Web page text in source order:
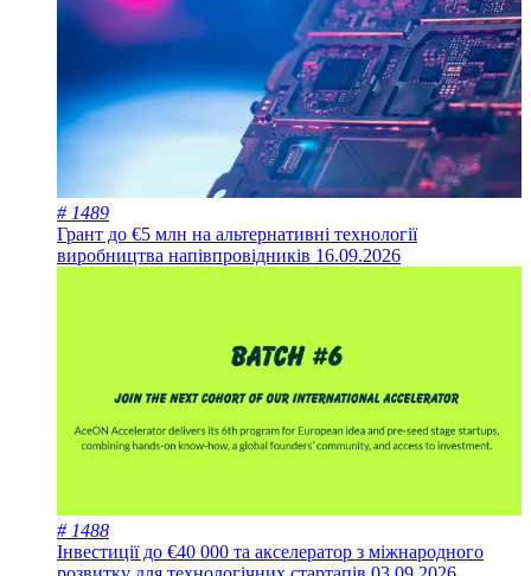
# 1489
Грант до €5 млн на альтернативні технології
виробництва напівпровідників 16.09.2026
# 1488
Інвестиції до €40 000 та акселератор з міжнародного